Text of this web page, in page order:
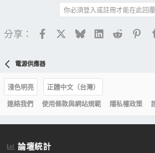
你必須登入或註冊才能在此回
分享： FacebookBlueskyLinkedIn
Reddit
電源供應器
淺色明亮
正體中文（台灣）
連絡我們
使用條款與網站規範 隱私權政策
論壇統計